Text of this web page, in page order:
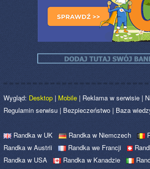
Wygląd:Desktop| Mobile | Reklama w serwisie |
Regulamin serwisu | Bezpieczeństwo | Baza
Randka w UK Randka w Niemczech
Randka w Austrii
Randka we Francji
Randka w USA
Randka w Kanadzie